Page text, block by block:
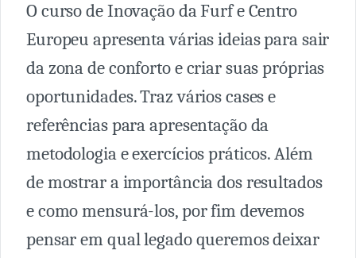
O curso de Inovação da Furf e Centro
Europeu apresenta várias ideias para sair
da zona de conforto e criar suas próprias
oportunidades. Traz vários cases e
referências para apresentação da
metodologia e exercícios práticos. Além
de mostrar a importância dos resultados
e como mensurá-los, por fim devemos
pensar em qual legado queremos deixar